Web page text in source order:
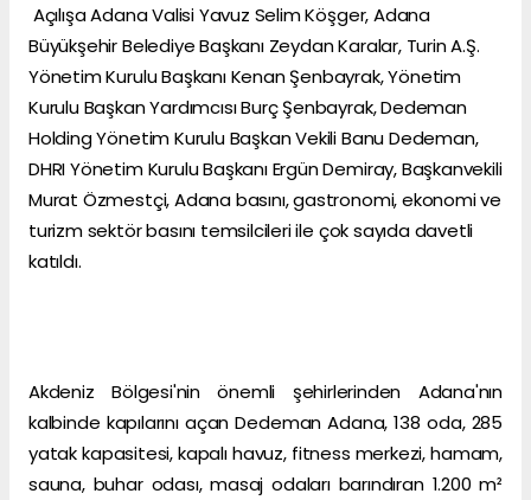
Açılışa Adana Valisi Yavuz Selim Köşger, Adana
Büyükşehir Belediye Başkanı Zeydan Karalar, Turin A.Ş.
Yönetim Kurulu Başkanı Kenan Şenbayrak, Yönetim
Kurulu Başkan Yardımcısı Burç Şenbayrak, Dedeman
Holding Yönetim Kurulu Başkan Vekili Banu Dedeman,
DHRI Yönetim Kurulu Başkanı Ergün Demiray, Başkanvekili
Murat Özmestçi, Adana basını, gastronomi, ekonomi ve
turizm sektör basını temsilcileri ile çok sayıda davetli
katıldı.
Akdeniz Bölgesi'nin önemli şehirlerinden Adana'nın
kalbinde kapılarını açan Dedeman Adana, 138 oda, 285
yatak kapasitesi, kapalı havuz, fitness merkezi, hamam,
sauna, buhar odası, masaj odaları barındıran 1.200 m²